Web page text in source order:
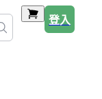
登入